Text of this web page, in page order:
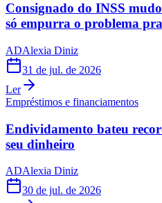
Consignado do INSS
só empurra o problema
ADAlexia Diniz
31 de jul. de 2026
Ler
Empréstimos e financiamentos
Endividamento bateu
seu dinheiro
ADAlexia Diniz
30 de jul. de 2026